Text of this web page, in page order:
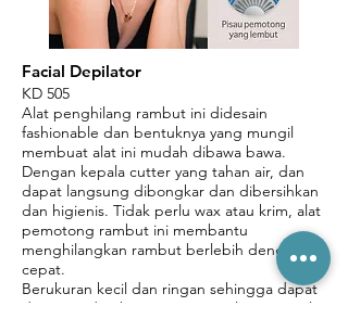
Facial Depilator
KD 505
Alat penghilang rambut ini didesain
fashionable dan bentuknya yang mungil
membuat alat ini mudah dibawa bawa.
Dengan kepala cutter yang tahan air, dan
dapat langsung dibongkar dan dibersihkan
dan higienis. Tidak perlu wax atau krim, alat
pemotong rambut ini membantu
menghilangkan rambut berlebih dengan
cepat.
Berukuran kecil dan ringan sehingga dapat
disimpan di saku/ tas saat traveling. Kepala